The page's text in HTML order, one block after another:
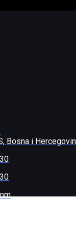
Bosna i